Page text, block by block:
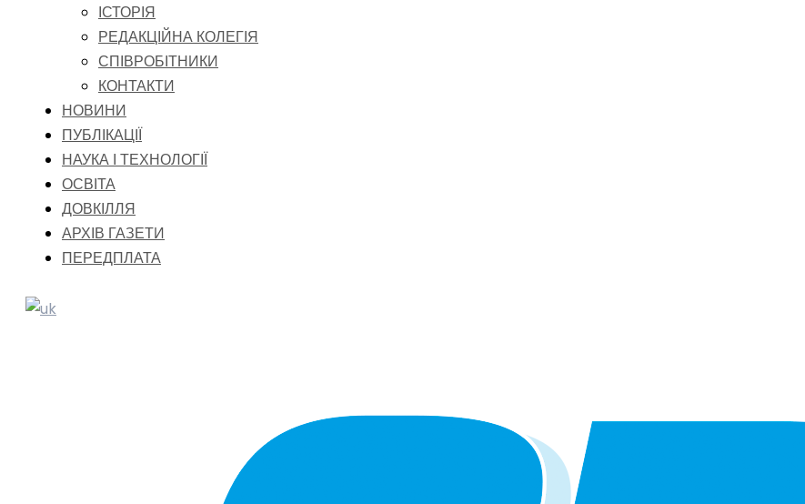
ІСТОРІЯ
РЕДАКЦІЙНА КОЛЕГІЯ
СПІВРОБІТНИКИ
КОНТАКТИ
НОВИНИ
ПУБЛІКАЦІЇ
НАУКА І ТЕХНОЛОГІЇ
ОСВІТА
ДОВКІЛЛЯ
АРХІВ ГАЗЕТИ
ПЕРЕДПЛАТА